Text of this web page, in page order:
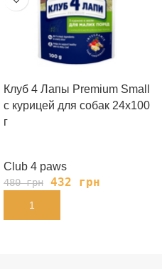
Клуб 4 Лапы Premium Small
с курицей для собак 24х100
г
Club 4 paws
480грн 432 грн
В КОРЗИНУ